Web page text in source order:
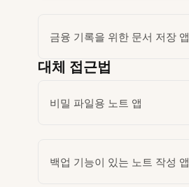
금융 기록을 위한 문서 저장 앱
대체 접근법
비밀 파일용 노트 앱
백업 기능이 있는 노트 작성 앱